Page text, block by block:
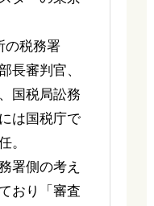
の税務署
長審判官、
国税局訟務
は国税庁で
。
署側の考え
おり「審査